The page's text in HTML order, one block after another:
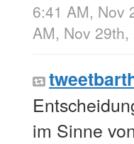
6:41 AM, Nov
AM, Nov 29th,
im Sinne